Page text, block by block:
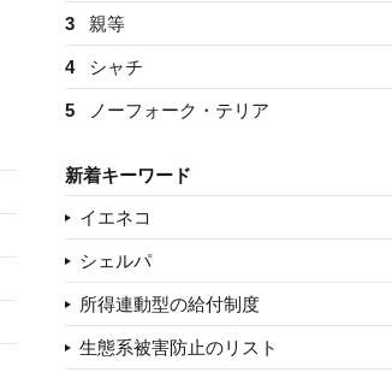
3 親等
4 シャチ
5 ノーフォーク・テリア
新着キーワード
イエネコ
シェルパ
所得連動型の給付制度
生態系被害防止のリスト